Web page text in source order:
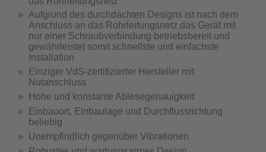
Aufgrund des durchdachten Designs ist nach dem
Anschluss an das Rohrleitungsnetz das Gerät mit
nur einer Schraubverbindung betriebsbereit und
gewährleistet somit schnellste und einfachste
Installation
Einziger VdS-zertifizierter Hersteller mit
Nutanschluss
Hohe und konstante Ablesegenauigkeit
Einbauort, Einbaulage und Durchflussrichtung
beliebig
Unempfindlich gegenüber Vibrationen